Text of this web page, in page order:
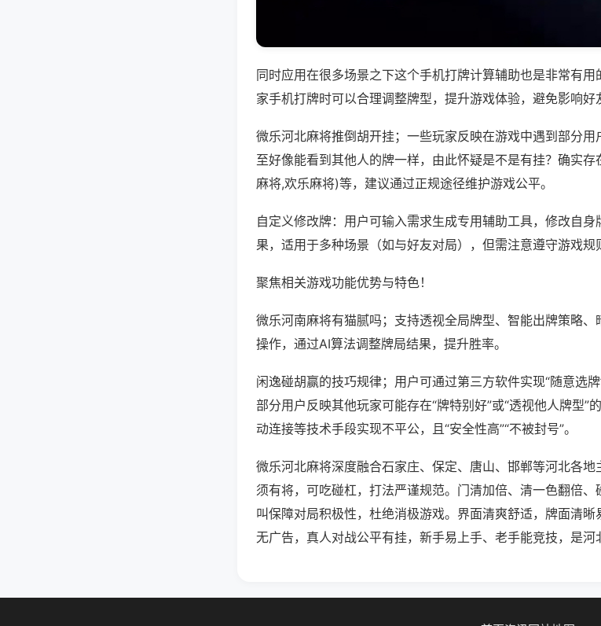
同时应用在很多场景之下这个手机打牌计算辅助也是非常有
家手机打牌时可以合理调整牌型，提升游戏体验，避免影响好
微乐河北麻将推倒胡开挂；一些玩家反映在游戏中遇到部分
至好像能看到其他人的牌一样，由此怀疑是不是有挂？确实
麻将,欢乐麻将)等，建议通过正规途径维护游戏公平。
自定义修改牌：用户可输入需求生成专用辅助工具，修改自身
果，适用于多种场景（如与好友对局），但需注意遵守游戏规
聚焦相关游戏功能优势与特色！
微乐河南麻将有猫腻吗；支持透视全局牌型、智能出牌策略
操作，通过AI算法调整牌局结果，提升胜率。
闲逸碰胡赢的技巧规律；用户可通过第三方软件实现“随意选牌
部分用户反映其他玩家可能存在“牌特别好”或“透视他人牌型”
动连接等技术手段实现不平公，且“安全性高”“不被封号”。
微乐河北麻将深度融合石家庄、保定、唐山、邯郸等河北各
须有将，可吃碰杠，打法严谨规范。门清加倍、清一色翻倍
叫保障对局积极性，杜绝消极游戏。界面清爽舒适，牌面清
无广告，真人对战公平有挂，新手易上手、老手能竞技，是河